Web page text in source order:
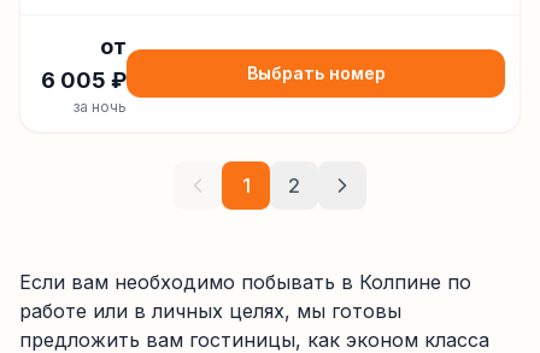
от
6 005 ₽
за ночь
Выбрать номер
1 2
Если вам необходимо побывать в Колпине по
работе или в личных целях, мы готовы
предложить вам гостиницы, как эконом класса